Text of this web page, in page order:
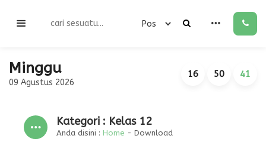
Minggu
09 Agustus 2026
16 50 41
Kategori : Kelas 12
Anda disini : Home - Download